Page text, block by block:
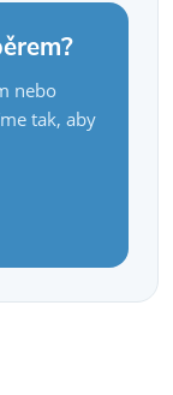
nebo
tak, aby